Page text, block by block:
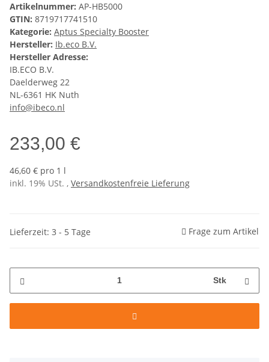
Artikelnummer: AP-HB5000
GTIN: 8719717741510
Kategorie: Aptus Specialty Booster
Hersteller: Ib.eco B.V.
Hersteller Adresse:
IB.ECO B.V.
Daelderweg 22
NL-6361 HK Nuth
info@ibeco.nl
233,00 €
46,60 € pro 1 l
inkl. 19% USt. , Versandkostenfreie Lieferung
Lieferzeit: 3 - 5 Tage Frage zum Artikel
Stk